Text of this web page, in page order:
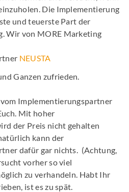
Die Implementierung
und teuerste Part der
Wir von MORE Marketing
NEUSTA
Ganzen zufrieden.
Implementierungspartner
Mit hoher
der Preis nicht gehalten
kann der
dafür gar nichts. (Achtung,
vorher so viel
zu verhandeln. Habt Ihr
ist es zu spät.